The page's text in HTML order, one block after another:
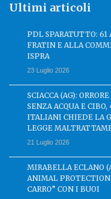
Ultimi articoli
PDL SPARATUTTO: 61
FRATIN E ALLA
ISPRA
23 Luglio 2026
SCIACCA (AG):
SENZA ACQUA E
ITALIANI CHIEDE LA
LEGGE
21 Luglio 2026
MIRABELLA ECLANO
ANIMAL PROTECTION
CARRO” CON I BUOI